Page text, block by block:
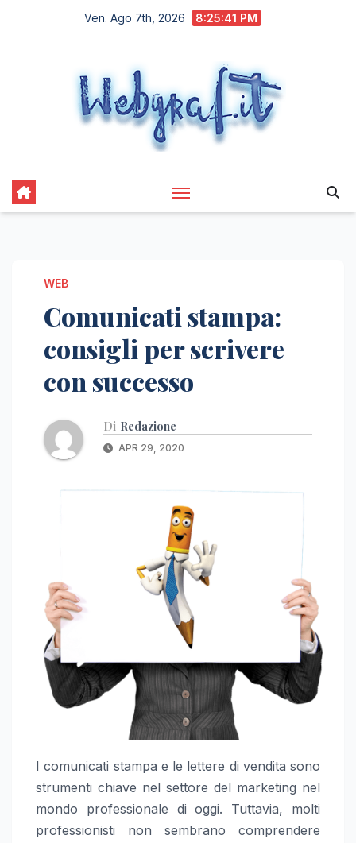
Ven. Ago 7th, 2026 8:25:42 PM
WEB
Comunicati stampa:
consigli per scrivere
con successo
Di Redazione
APR 29, 2020
I comunicati stampa e le lettere di vendita sono
strumenti chiave nel settore del marketing nel
mondo professionale di oggi. Tuttavia, molti
professionisti non sembrano comprendere